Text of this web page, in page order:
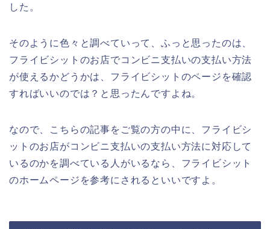
した。
そのように色々と調べていって、ふっと思ったのは、
フライビシットのお店でコンビニ支払いの支払い方法
が使えるかどうかは、フライビシットのページを確認
すればいいのでは？と思ったんですよね。
なので、こちらの記事をご覧の方の中に、フライビシ
ットのお店がコンビニ支払いの支払い方法に対応して
いるのかを調べている人がいるなら、フライビシット
のホームページを参考にされるといいですよ。